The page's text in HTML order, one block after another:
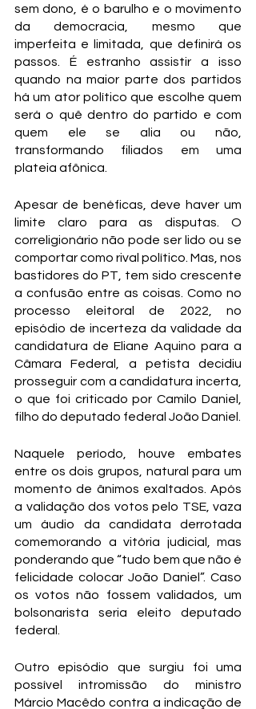
sem dono, é o barulho e o movimento
da democracia, mesmo que
imperfeita e limitada, que definirá os
passos. É estranho assistir a isso
quando na maior parte dos partidos
há um ator político que escolhe quem
será o quê dentro do partido e com
quem ele se alia ou não,
transformando filiados em uma
plateia afônica.
Apesar de benéficas, deve haver um
limite claro para as disputas. O
correligionário não pode ser lido ou se
comportar como rival político. Mas, nos
bastidores do PT, tem sido crescente
a confusão entre as coisas. Como no
processo eleitoral de 2022, no
episódio de incerteza da validade da
candidatura de Eliane Aquino para a
Câmara Federal, a petista decidiu
prosseguir com a candidatura incerta,
o que foi criticado por Camilo Daniel,
filho do deputado federal João Daniel.
Naquele período, houve embates
entre os dois grupos, natural para um
momento de ânimos exaltados. Após
a validação dos votos pelo TSE, vaza
um áudio da candidata derrotada
comemorando a vitória judicial, mas
ponderando que “tudo bem que não é
felicidade colocar João Daniel”. Caso
os votos não fossem validados, um
bolsonarista seria eleito deputado
federal.
Outro episódio que surgiu foi uma
possível intromissão do ministro
Márcio Macêdo contra a indicação de